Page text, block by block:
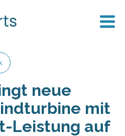
neue
mit
Leistung auf